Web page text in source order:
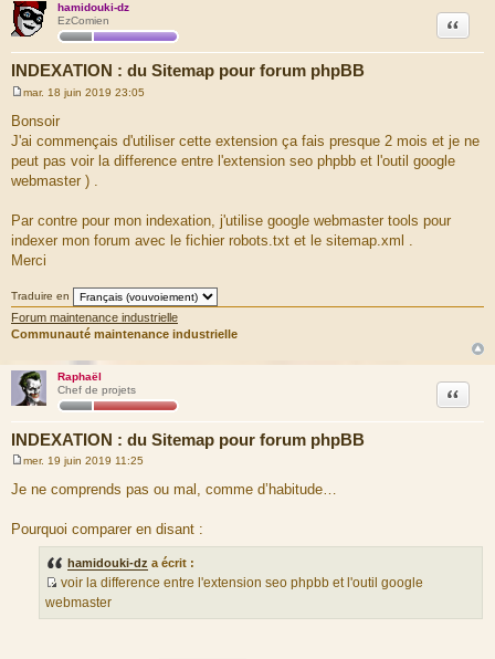
hamidouki-dz
EzComien
INDEXATION : du Sitemap pour forum phpBB
Citation
s
s
g
e
mar. 18 juin 2019 23:05
Bonsoir
J'ai commençais d'utiliser cette extension ça fais presque 2 mois et je ne
peut pas voir la difference entre l'extension seo phpbb et l'outil google
webmaster ) .
Par contre pour mon indexation, j'utilise google webmaster tools pour
indexer mon forum avec le fichier robots.txt et le sitemap.xml .
Merci
Traduire en
Forum maintenance industrielle
Communauté maintenance industrielle
Raphaël
Chef de projets
INDEXATION : du Sitemap pour forum phpBB
Citation
e
s
a
g
mer. 19 juin 2019 11:25
Je ne comprends pas ou mal, comme d’habitude…
Pourquoi comparer en disant :
hamidouki-dz a écrit :
S
o
voir la difference entre l'extension seo phpbb et l'outil google
webmaster